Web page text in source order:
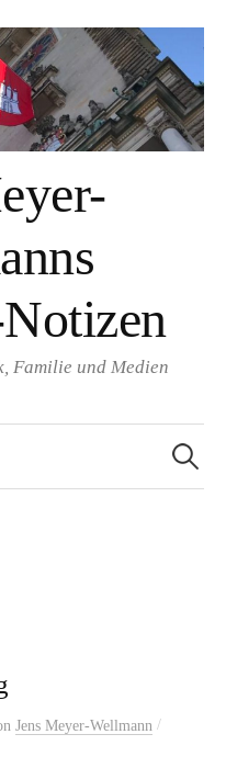
Familie und Medien
nach:
Jens Meyer-Wellmann /